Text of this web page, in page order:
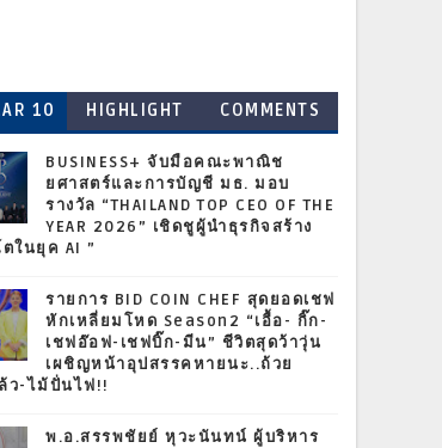
10 HIGHLIGHT COMMENTS
BUSINESS+ จับมือคณะพาณิช
ยศาสตร์และการบัญชี มธ. มอบ
รางวัล “THAILAND TOP CEO OF THE
YEAR 2026” เชิดชูผู้นำธุรกิจสร้าง
ในยุค AI ”
รายการ BID COIN CHEF สุดยอดเชฟ
หักเหลี่ยมโหด Season2 “เอื้อ- กิ๊ก-
เชฟอ๊อฟ-เชฟบิ๊ก-มีน” ชีวิตสุดว้าวุ่น
เผชิญหน้าอุปสรรคหายนะ..ถ้วย
ว-ไม้ปั่นไฟ!!
พ.อ.สรรพชัยย์ หุวะนันทน์ ผู้บริหาร